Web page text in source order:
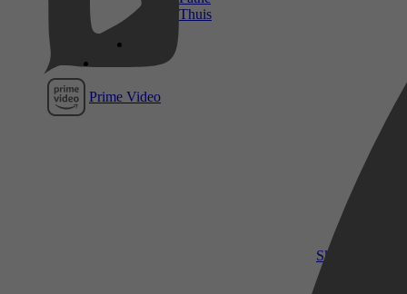
Thuis
Prime Video
SkyShowtime